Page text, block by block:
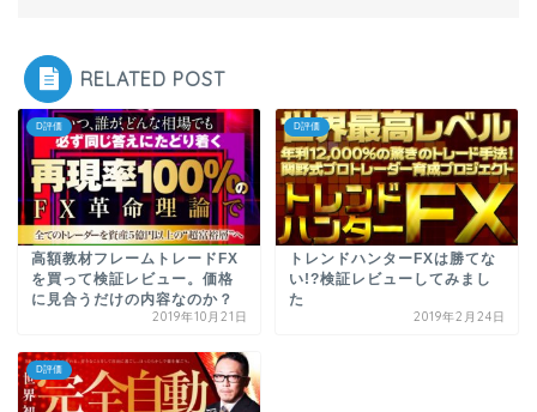
RELATED POST
D評価
高額教材フレームトレードFX
を買って検証レビュー。価格
に見合うだけの内容なのか？
2019年10月21日
D評価
トレンドハンターFXは勝てな
い!?検証レビューしてみまし
た
2019年2月24日
D評価